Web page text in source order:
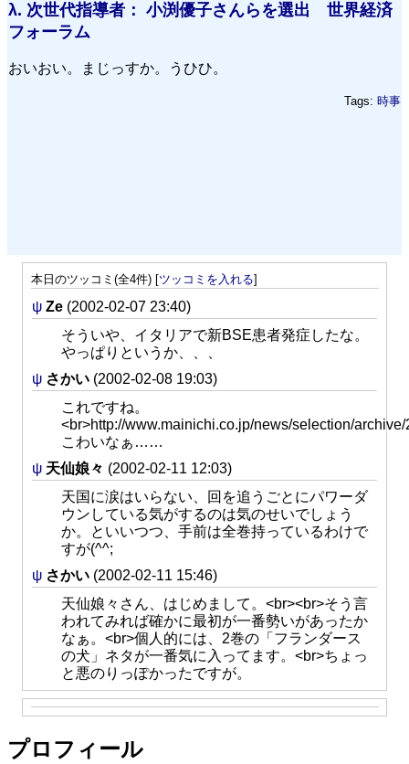
λ. 次世代指導者： 小渕優子さんらを選出 世界経済
フォーラム
おいおい。まじっすか。うひひ。
Tags: 時事
本日のツッコミ(全4件) [ツッコミを入れる]
ψ Ze (2002-02-07 23:40)
そういや、イタリアで新BSE患者発症したな。
やっぱりというか、、、
ψ さかい (2002-02-08 19:03)
これですね。
<br>http://www.mainichi.co.jp/news/selection/
こわいなぁ……
ψ 天仙娘々 (2002-02-11 12:03)
天国に涙はいらない、回を追うごとにパワーダ
ウンしている気がするのは気のせいでしょう
か。といいつつ、手前は全巻持っているわけで
すが(^^;
ψ さかい (2002-02-11 15:46)
天仙娘々さん、はじめまして。<br><br>そう言
われてみれば確かに最初が一番勢いがあったか
なぁ。<br>個人的には、2巻の「フランダース
の犬」ネタが一番気に入ってます。<br>ちょっ
と悪のりっぽかったですが。
プロフィール